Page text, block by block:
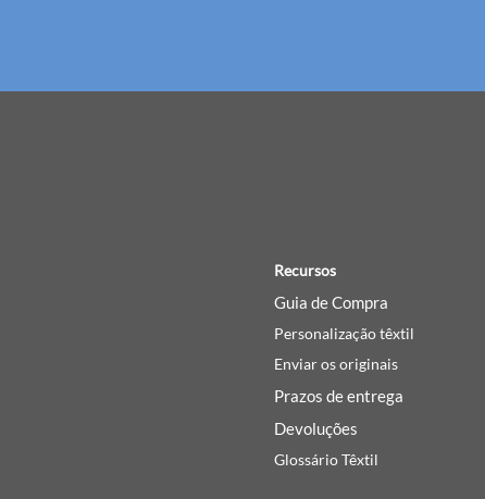
Recursos
Guia de Compra
Personalização têxtil
Enviar os originais
Prazos de entrega
Devoluções
Glossário Têxtil